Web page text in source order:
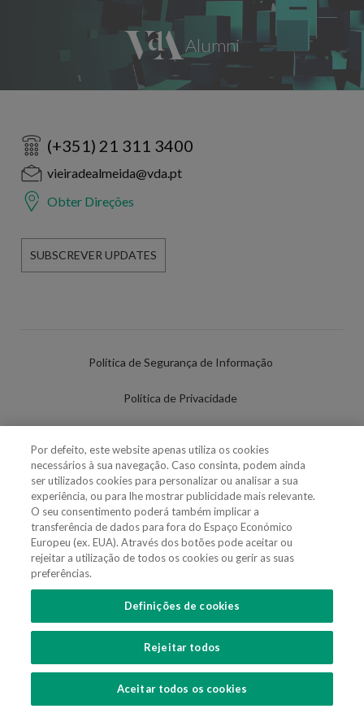
(+351) 21 311 3400
vieiradealmeida@vda.pt
Obter Direções
SUBSCREVER UPDATES
Política de Segurança de Informação
Política de Privacidade
Política de Cookies
Definições de cookies
Uso Fraudulento Nome/Marca
SIGA-NOS
Advogados e Consultores, SP RL. Todos os direitos reservados.
Created by
.
Por defeito, este website apenas utiliza os cookies
necessários à sua navegação. Caso consinta, podem ainda
ser utilizados cookies para personalizar ou analisar a sua
experiência, ou para lhe mostrar publicidade mais relevante.
O seu consentimento poderá também implicar a
transferência de dados para fora do Espaço Económico
Europeu (ex. EUA). Através dos botões pode aceitar ou
rejeitar a utilização de todos os cookies ou gerir as suas
preferências.
Definições de cookies
Rejeitar todos
Aceitar todos os cookies